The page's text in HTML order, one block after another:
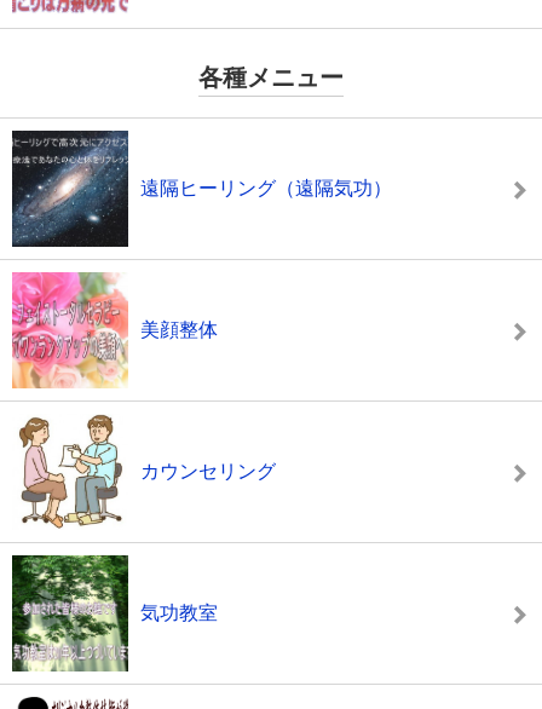
各種メニュー
遠隔ヒーリング（遠隔気功）
美顔整体
カウンセリング
気功教室